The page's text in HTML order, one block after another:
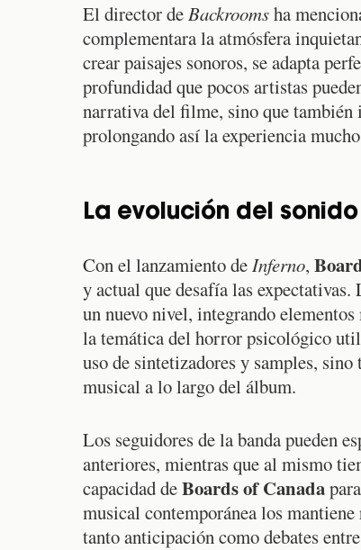
El director deBackroomsha
complementara la atmósfera
crear paisajes sonoros, se adapta
profundidad que pocos artistas
narrativa del filme, sino que también
prolongando así la experiencia
La evolución del
Con el lanzamiento deInferno,
y actual que desafía las
un nuevo nivel, integrando
la temática del horror psicológico
uso de sintetizadores y samples,
musical a lo largo del álbum.
Los seguidores de la banda pueden
anteriores, mientras que al mismo
capacidad deBoards of Canada
musical contemporánea los mantiene
tanto anticipación como debates